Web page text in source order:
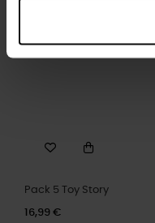
Pack 5 Toy Story
16,99 €